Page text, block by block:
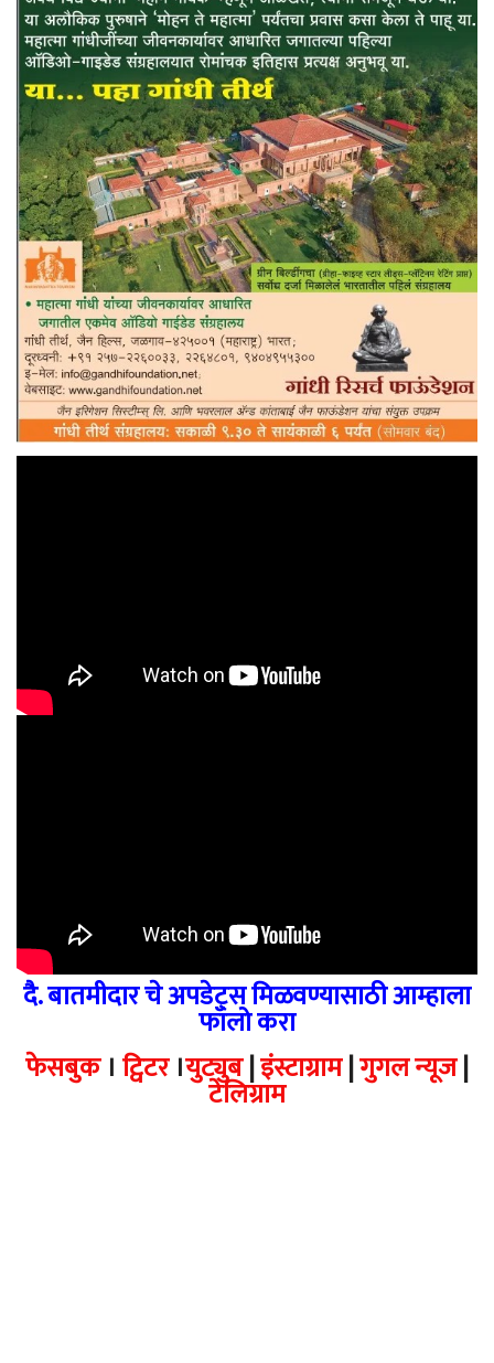
दै. बातमीदार चे अपडेट्स मिळवण्यासाठी आम्हाला
फॉलो करा
फेसबुक। ट्विटर।युट्युब|इंस्टाग्राम|गुगल न्यूज|
टेलिग्राम